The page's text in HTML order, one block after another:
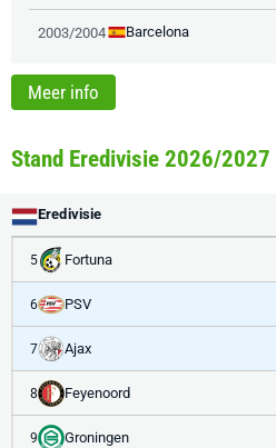
2003/2004 Barcelona
Meer info
Stand Eredivisie 2026/2027
Eredivisie
5 Fortuna
6 PSV
7 Ajax
8 Feyenoord
9 Groningen